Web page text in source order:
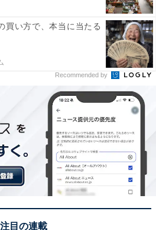
買い方で、本当に当たる
Recommended by
注目の連載